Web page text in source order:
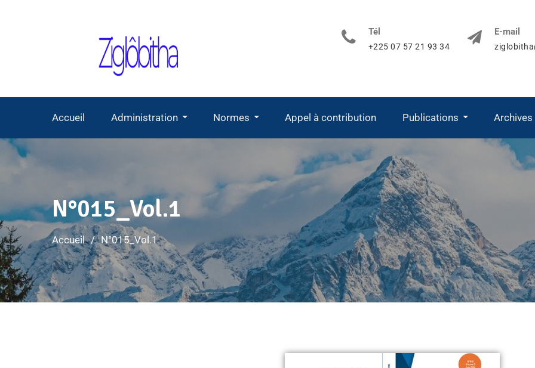
Tél
+225 07 57 21 93 34
E-mail
Accueil Administration Normes Appel à contribution Publications Archives
N°015_Vol.1
Accueil N°015_Vol.1